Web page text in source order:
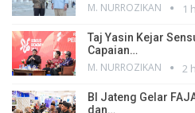
M. NURROZIKAN 1
Taj Yasin Kejar
Capaian…
M. NURROZIKAN 2
BI Jateng Gelar
dan…